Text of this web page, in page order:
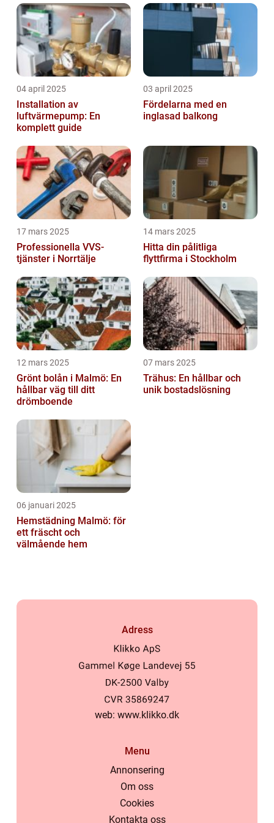
04 april 2025
Installation av
luftvärmepump: En
komplett guide
03 april 2025
Fördelarna med en
inglasad balkong
17 mars 2025
Professionella VVS-
tjänster i Norrtälje
14 mars 2025
Hitta din pålitliga
flyttfirma i Stockholm
12 mars 2025
Grönt bolån i Malmö: En
hållbar väg till ditt
drömboende
07 mars 2025
Trähus: En hållbar och
unik bostadslösning
06 januari 2025
Hemstädning Malmö: för
ett fräscht och
välmående hem
Adress
web: www.klikko.dk
Menu
Annonsering
Om oss
Cookies
Kontakta oss